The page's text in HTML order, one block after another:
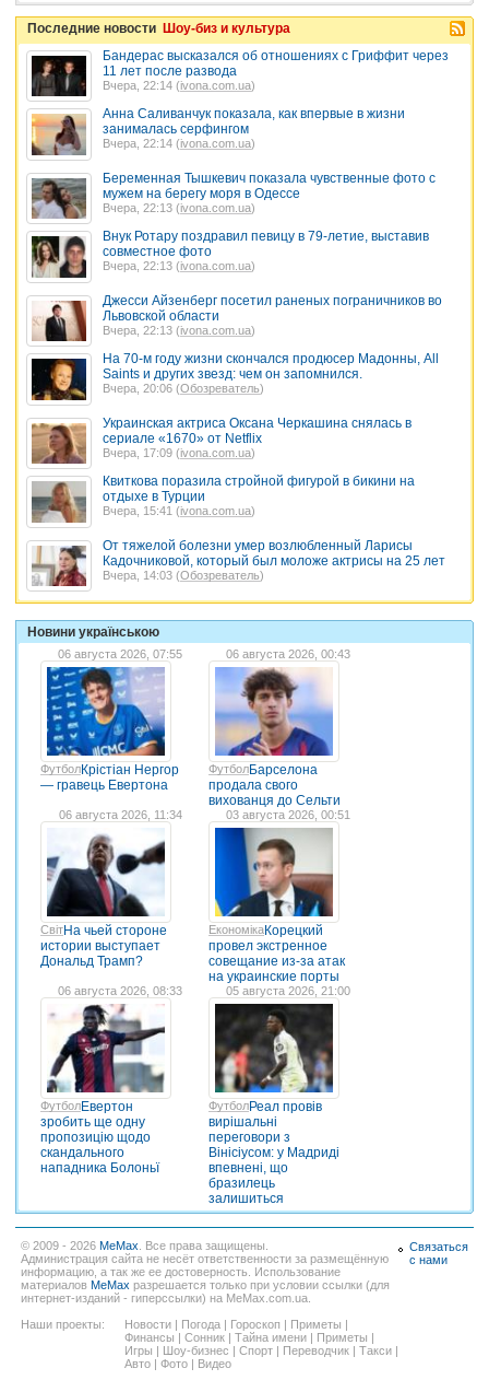
Последние новости Шоу-биз и культура
Бандерас высказался об отношениях с Гриффит через
11 лет после развода
Вчера, 22:14 (ivona.com.ua)
Анна Саливанчук показала, как впервые в жизни
занималась серфингом
Вчера, 22:14 (ivona.com.ua)
Беременная Тышкевич показала чувственные фото с
мужем на берегу моря в Одессе
Вчера, 22:13 (ivona.com.ua)
Внук Ротару поздравил певицу в 79-летие, выставив
совместное фото
Вчера, 22:13 (ivona.com.ua)
Джесси Айзенберг посетил раненых пограничников во
Львовской области
Вчера, 22:13 (ivona.com.ua)
На 70-м году жизни скончался продюсер Мадонны, All
Saints и других звезд: чем он запомнился.
Вчера, 20:06 (Обозреватель)
Украинская актриса Оксана Черкашина снялась в
сериале «1670» от Netflix
Вчера, 17:09 (ivona.com.ua)
Квиткова поразила стройной фигурой в бикини на
отдыхе в Турции
Вчера, 15:41 (ivona.com.ua)
От тяжелой болезни умер возлюбленный Ларисы
Кадочниковой, который был моложе актрисы на 25 лет
Вчера, 14:03 (Обозреватель)
Новини українською
06 августа 2026, 07:55
ФутболКрістіан Нергор
— гравець Евертона
06 августа 2026, 00:43
ФутболБарселона
продала свого
вихованця до Сельти
06 августа 2026, 11:34
СвітНа чьей стороне
истории выступает
Дональд Трамп?
03 августа 2026, 00:51
ЕкономікаКорецкий
провел экстренное
совещание из-за атак
на украинские порты
06 августа 2026, 08:33
ФутболЕвертон
зробить ще одну
пропозицію щодо
скандального
нападника Болоньї
05 августа 2026, 21:00
ФутболРеал провів
вирішальні
переговори з
Вінісіусом: у Мадриді
впевнені, що
бразилець
залишиться
© 2009 - 2026 MeMax . Все права защищены.
Администрация сайта не несёт ответственности за размещённую
информацию, а так же ее достоверность. Использование
материалов MeMax разрешается только при условии ссылки (для
интернет-изданий - гиперссылки) на MeMax.com.ua.
Наши проекты:
Новости Погода Гороскоп Приметы
Финансы
Сонник Тайна имени Приметы
Игры
Шоу-бизнес Спорт Переводчик Такси
Авто
Фото Видео
Связаться
с нами